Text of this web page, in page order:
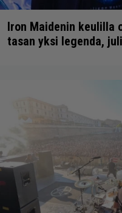
Iron Maidenin keulilla
tasan yksi legenda,